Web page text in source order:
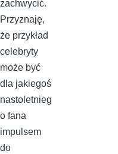
zachwycić.
Przyznaję,
że przykład
celebryty
może być
dla jakiegoś
nastoletnieg
o fana
impulsem
do